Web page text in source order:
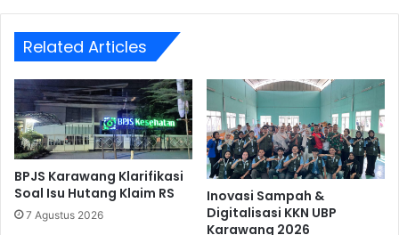
Related Articles
BPJS Karawang Klarifikasi
Soal Isu Hutang Klaim RS
7 Agustus 2026
Inovasi Sampah &
Digitalisasi KKN UBP
Karawang 2026